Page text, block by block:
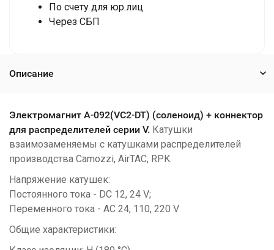
По счету для юр.лиц
Через СБП
Описание
Электромагнит А-092(VC2-DT) (cоленоид) + коннектор
для распределителей серии V. Катушки
взаимозаменяемы с катушками распределителей
производства Camozzi, AirTAC, RPK.
Напряжение катушек:
Постоянного тока - DC 12, 24 V;
Переменного тока - AC 24, 110, 220 V
Общие характеристики: